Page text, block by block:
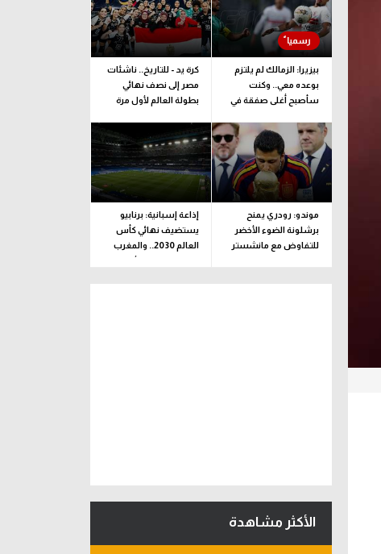
بيزيرا: الزمالك لم يلتزم
بوعده معي.. وكنت
سأصبح أغلى صفقة في
كرة يد - للتاريخ.. ناشئات
مصر إلى نصف نهائي
بطولة العالم لأول مرة
موندو: رودري يمنح
برشلونة الضوء الأخضر
للتفاوض مع مانشستر
إذاعة إسبانية: برنابيو
يستضيف نهائي كأس
العالم 2030.. والمغرب
تنظم مونديال الأندية
الأكثر مشاهدة